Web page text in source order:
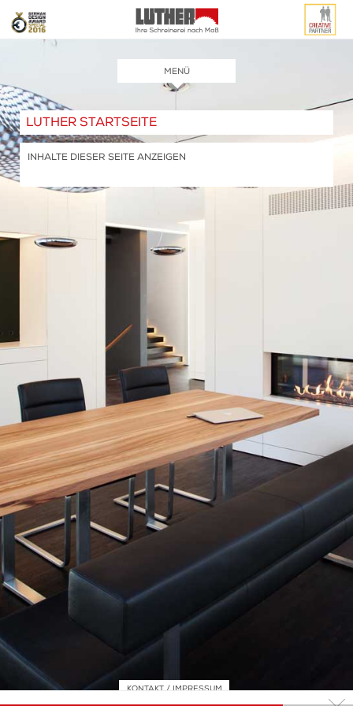
SKIP
TO
CONTENT
MENÜ
LUTHER STARTSEITE
INHALTE DIESER SEITE ANZEIGEN
KONTAKT / IMPRESSUM